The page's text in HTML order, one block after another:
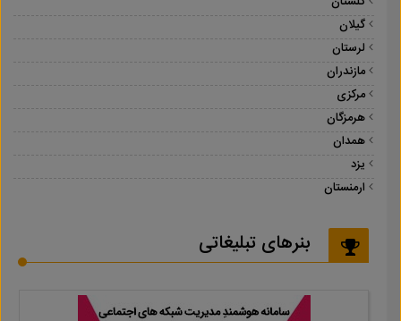
گیلان
لرستان
مازندران
مرکزی
هرمزگان
همدان
یزد
ارمنستان
بنرهای تبلیغاتی